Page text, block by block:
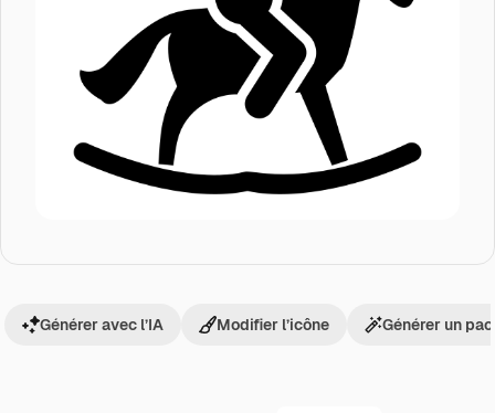
Générer avec l’IA Modifier l’icône Générer un